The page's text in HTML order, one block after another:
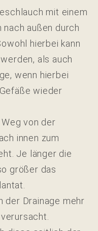
mit einem
nach außen durch
hierbei kann
als auch
wenn hierbei
wieder
von der
innen zum
Je länger die
größer das
der Drainage mehr